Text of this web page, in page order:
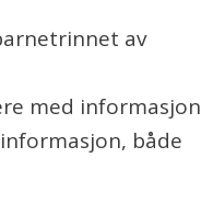
av
med informasjon
både